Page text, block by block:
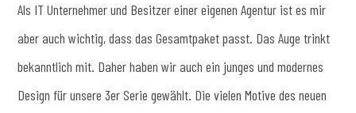
Als IT Unternehmer und Besitzer einer eigenen Agentur ist es mir
aber auch wichtig, dass das Gesamtpaket passt. Das Auge trinkt
bekanntlich mit. Daher haben wir auch ein junges und modernes
Design für unsere 3er Serie gewählt. Die vielen Motive des neuen